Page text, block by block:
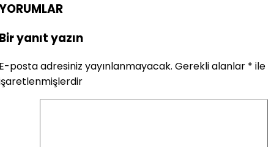
yanıt yazın
posta adresiniz yayınlanmayacak. Gerekli alanlar * ile